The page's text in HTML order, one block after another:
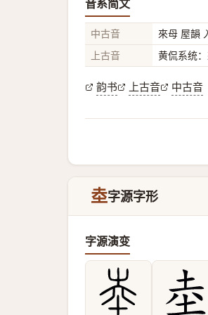
音系简文
中古音
來母 屋韻
上古音
黄侃系统
韵书 上古音 中古音
坴字源字形
字源演变